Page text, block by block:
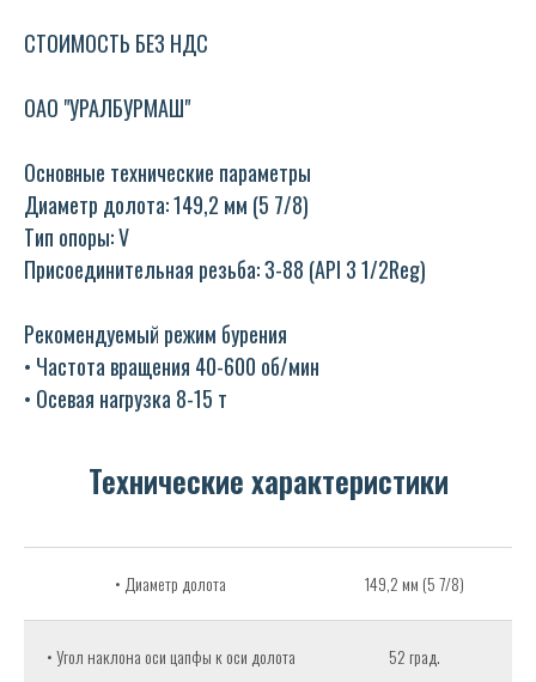
СТОИМОСТЬ БЕЗ НДС
ОАО "УРАЛБУРМАШ"
Основные технические параметры
Диаметр долота: 149,2 мм (5 7/8)
Тип опоры: V
Присоединительная резьба: З-88 (API 3 1/2Reg)
Рекомендуемый режим бурения
• Частота вращения 40-600 об/мин
• Осевая нагрузка 8-15 т
Технические характеристики
• Диаметр долота 149,2 мм (5 7/8)
• Угол наклона оси цапфы к оси долота 52 град.